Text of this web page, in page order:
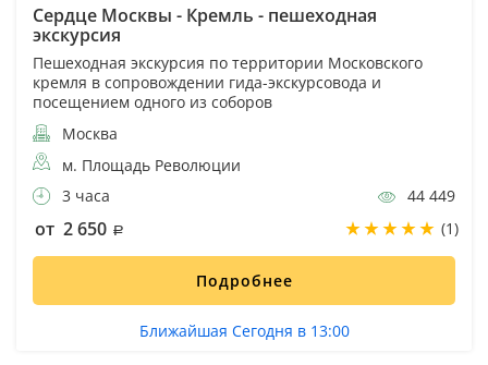
Сердце Москвы - Кремль - пешеходная
экскурсия
Пешеходная экскурсия по территории Московского
кремля в сопровождении гида-экскурсовода и
посещением одного из соборов
Москва
м. Площадь Революции
3 часа
44 449
от 2 650 (1)
Подробнее
Ближайшая Сегодня в 13:00